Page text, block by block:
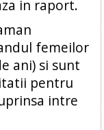
in raport.
femeilor
ani) si sunt
pentru
intre